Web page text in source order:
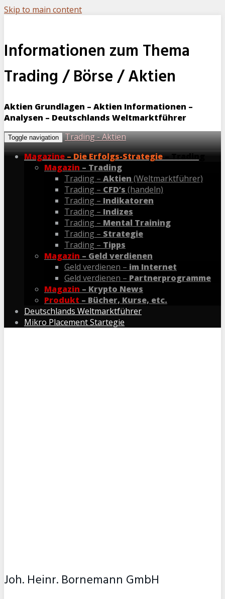
Skip to main content
Informationen zum Thema
Trading / Börse / Aktien
Aktien Grundlagen – Aktien Informationen –
Analysen – Deutschlands Weltmarktführer
Toggle navigation
Trading - Aktien
Magazine – Die Erfolgs-Strategie – Trading
Magazin – Trading
Trading – Aktien (Weltmarktführer)
Trading – CFD’s (handeln)
Trading – Indikatoren
Trading – Indizes
Trading – Mental Training
Trading – Strategie
Trading – Tipps
Magazin – Geld verdienen
Geld verdienen – im Internet
Geld verdienen – Partnerprogramme
Magazin – Krypto News
Produkt – Bücher, Kurse, etc.
Deutschlands Weltmarktführer
Mikro Placement Startegie
Joh. Heinr. Bornemann GmbH